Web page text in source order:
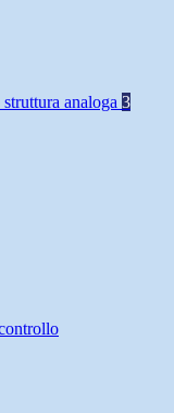
analoga 3